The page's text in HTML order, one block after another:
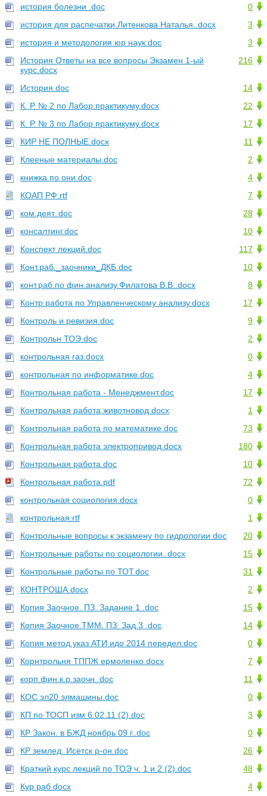
0
история болезни .doc
3
история для распечатки.Литенкова Наталья..docx
3
история и методология юр наук.doc
216
История Ответы на все вопросы Экзамен 1-ый
курс.docx
14
История.doc
22
К. Р. № 2 по Лабор.практикуму.docx
17
К. Р. № 3 по Лабор.практикуму.docx
11
КИР НЕ ПОЛНЫЕ.docx
2
Клееные материалы.doc
4
книжка по они.doc
7
КОАП РФ.rtf
28
ком.деят..doc
10
консалтинг.doc
117
Конспект лекций.doc
10
Конт.раб._заочники_ДКБ.doc
8
конт.раб.по фин.анализу.Филатова В.В..docx
17
Контр.работа по Управленческому анализу.docx
9
Контроль и ревизия.doc
2
Контрольн ТОЭ.doc
0
контрольная газ.docx
4
контрольная по информатике.doc
17
Контрольная работа - Менеджмент.doc
1
Контрольная работа животновод.docx
73
Контрольная работа по математике.doc
180
Контрольная работа электропривод.docx
10
Контрольная работа.doc
72
Контрольная работа.pdf
0
контрольная социология.docx
1
контрольная.rtf
20
Контрольные вопросы к экзамену по гидрологии.doc
15
Контрольные работы по социологии..docx
31
Контрольные работы по ТОТ.doc
2
КОНТРОША.docx
15
Копия Заочное. ПЗ. Задание 1 .doc
14
Копия Заочное.ТММ. ПЗ. Зад.3 .doc
0
Копия метод.указ АТИ идо 2014 передел.doc
7
Корнтрольня ТППЖ ермоленко.docx
11
корп.фин.к.р.заочн..doc
0
КОС эл20 элмашины.doc
3
КП по ТОСП изм 6.02.11 (2).doc
0
КР Закон. в БЖД ноябрь 09 г..doc
26
КР землед. Исетск р-он.doc
48
Краткий курс лекций по ТОЭ ч. 1 и 2 (2).doc
4
Кур раб.docx